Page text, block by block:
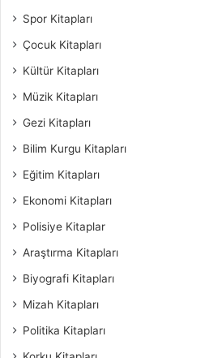
Spor Kitapları
Çocuk Kitapları
Kültür Kitapları
Müzik Kitapları
Gezi Kitapları
Bilim Kurgu Kitapları
Eğitim Kitapları
Ekonomi Kitapları
Polisiye Kitaplar
Araştırma Kitapları
Biyografi Kitapları
Mizah Kitapları
Politika Kitapları